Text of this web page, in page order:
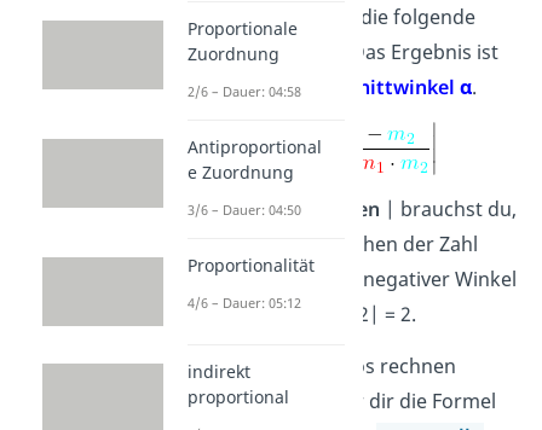
m 2
die du in die folgende
Formel einsetzt. Das Ergebnis ist
der gesuchte
Schnittwinkel α.
DieBetragszeichen | brauchst du,
damit das Vorzeichen der Zahl
wegfällt und kein negativer Winkel
herauskommt: |-2| = 2.
Damit du direkt los rechnen
kannst, haben wir dir die Formel
Proportionale
Zuordnung
2/6 – Dauer: 04:58
Antiproportional
e Zuordnung
3/6 – Dauer: 04:50
Proportionalität
4/6 – Dauer: 05:12
indirekt
proportional